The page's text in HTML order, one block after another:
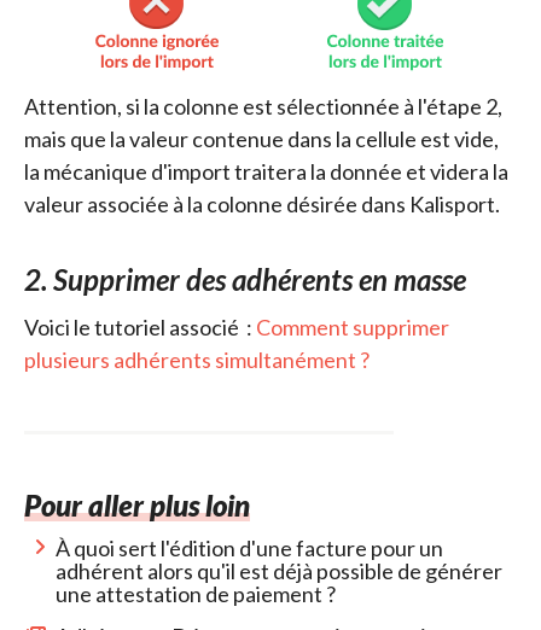
Attention, si la colonne est sélectionnée à l'étape 2,
mais que la valeur contenue dans la cellule est vide,
la mécanique d'import traitera la donnée et videra la
valeur associée à la colonne désirée dans Kalisport.
2. Supprimer des adhérents en masse
Voici le tutoriel associé : Comment supprimer
plusieurs adhérents simultanément ?
Pour aller plus loin
À quoi sert l'édition d'une facture pour un
adhérent alors qu'il est déjà possible de générer
une attestation de paiement ?